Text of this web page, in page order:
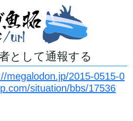
として通報する
megalodon.jp/2015-0515-0
situation/bbs/17536